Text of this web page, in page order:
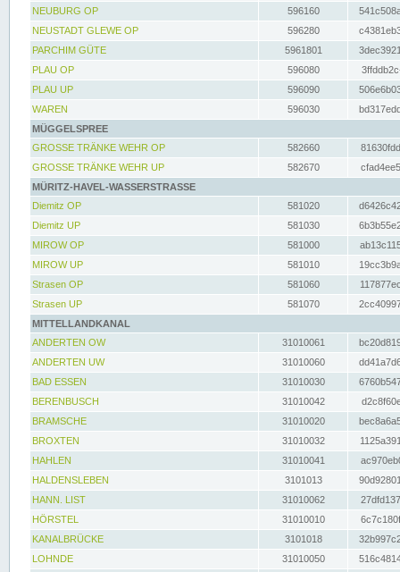
NEUBURG OP
596160
NEUSTADT GLEWE OP
596280
PARCHIM GÜTE
5961801
PLAU OP
596080
PLAU UP
596090
WAREN
596030
MÜGGELSPREE
GROSSE TRÄNKE WEHR OP
582660
GROSSE TRÄNKE WEHR UP
582670
MÜRITZ-HAVEL-WASSERSTRASSE
Diemitz OP
581020
Diemitz UP
581030
MIROW OP
581000
MIROW UP
581010
Strasen OP
581060
Strasen UP
581070
MITTELLANDKANAL
ANDERTEN OW
31010061
ANDERTEN UW
31010060
BAD ESSEN
31010030
BERENBUSCH
31010042
BRAMSCHE
31010020
BROXTEN
31010032
HAHLEN
31010041
HALDENSLEBEN
3101013
HANN. LIST
31010062
HÖRSTEL
31010010
KANALBRÜCKE
3101018
LOHNDE
31010050